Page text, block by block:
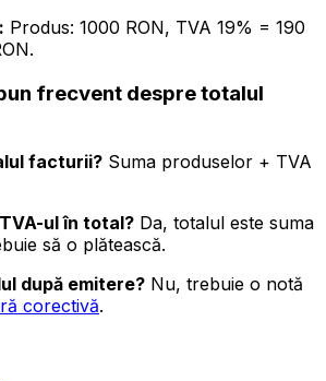
Produs: 1000 RON, TVA 19% = 190
frecvent despre totalul
facturii? Suma produselor + TVA
ul în total? Da, totalul este suma
să o plătească.
după emitere? Nu, trebuie o notă
corectivă.